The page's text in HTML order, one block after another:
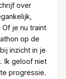
over
je nu traint
op de
inzicht in je
Ik geloof niet
progressie.